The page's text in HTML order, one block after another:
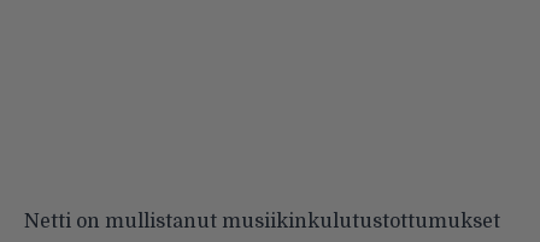
Netti on mullistanut musiikinkulutustottumukset